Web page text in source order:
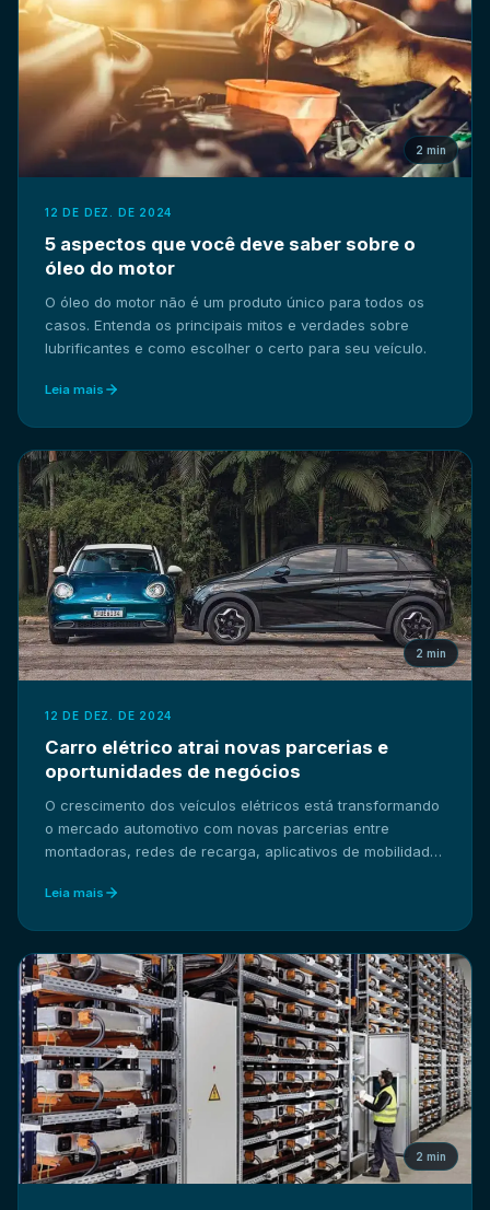
2 min
12 DE DEZ. DE 2024
5 aspectos que você deve saber sobre o
óleo do motor
O óleo do motor não é um produto único para todos os
casos. Entenda os principais mitos e verdades sobre
lubrificantes e como escolher o certo para seu veículo.
Leia mais
2 min
12 DE DEZ. DE 2024
Carro elétrico atrai novas parcerias e
oportunidades de negócios
O crescimento dos veículos elétricos está transformando
o mercado automotivo com novas parcerias entre
montadoras, redes de recarga, aplicativos de mobilidade
Leia mais
2 min